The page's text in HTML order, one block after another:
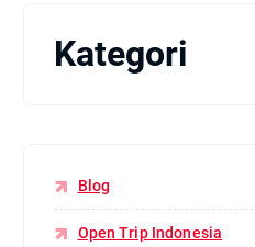
Kategori
Blog
Open Trip Indonesia